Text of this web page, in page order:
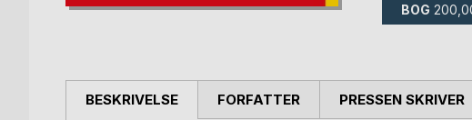
BOG
BESKRIVELSE FORFATTER PRESSEN SKRIVER